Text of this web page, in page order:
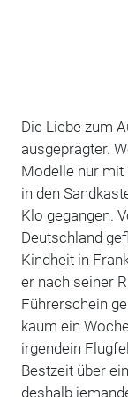
Die Liebe zum
ausgeprägter.
Modelle nur mit
in den
Klo gegangen.
Deutschland
Kindheit in
er nach seiner
Führerschein
kaum ein
irgendein
Bestzeit über
deshalb